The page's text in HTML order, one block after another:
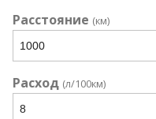
Расстояние (км)
Расход (л/100км)